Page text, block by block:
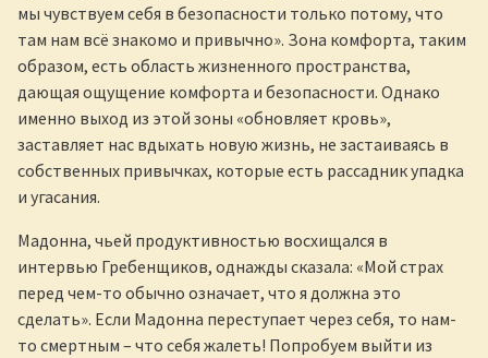
мы чувствуем себя в безопасности только потому, что
там нам всё знакомо и привычно». Зона комфорта, таким
образом, есть область жизненного пространства,
дающая ощущение комфорта и безопасности. Однако
именно выход из этой зоны «обновляет кровь»,
заставляет нас вдыхать новую жизнь, не застаиваясь в
собственных привычках, которые есть рассадник упадка
и угасания.
Мадонна, чьей продуктивностью восхищался в
интервью Гребенщиков, однажды сказала: «Мой страх
перед чем-то обычно означает, что я должна это
сделать». Если Мадонна переступает через себя, то нам-
то смертным – что себя жалеть! Попробуем выйти из